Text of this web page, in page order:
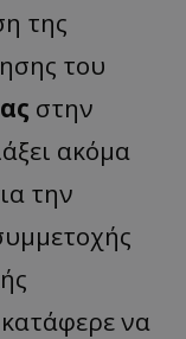
της
του
στην
ακόμα
την
να